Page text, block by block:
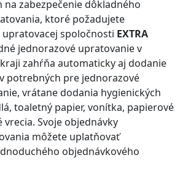
na zabezpečenie dôkladného
ktoré požadujete
spoločnosti EXTRA
jednorazové upratovaniev
zahŕňa automaticky aj dodanie
potrebných pre jednorazové
vrátane dodania hygienických
toaletný papier, vonítka, papierové
Svoje objednávky
môžete uplatňovať
objednávkového